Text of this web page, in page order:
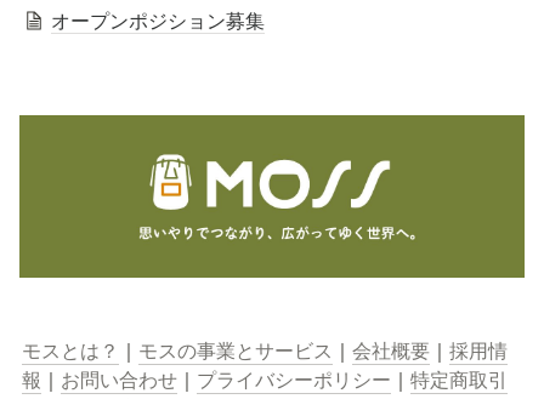
オープンポジション募集
モスとは？ ｜ モスの事業とサービス ｜ 会社概要 ｜ 採用情
報 ｜ お問い合わせ ｜ プライバシーポリシー ｜ 特定商取引